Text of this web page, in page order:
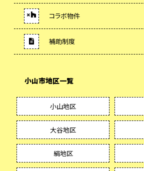
コラボ物件
補助制度
小山市地区一覧
小山地区
大谷地区
絹地区